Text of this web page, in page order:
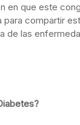
en que este
para compartir
de las